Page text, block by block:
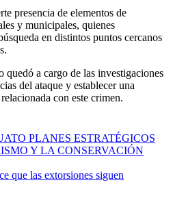
presencia de elementos de
y municipales, quienes
en distintos puntos cercanos
quedó a cargo de las investigaciones
del ataque y establecer una
con este crimen.
PLANES ESTRATÉGICOS
Y LA CONSERVACIÓN
que las extorsiones siguen